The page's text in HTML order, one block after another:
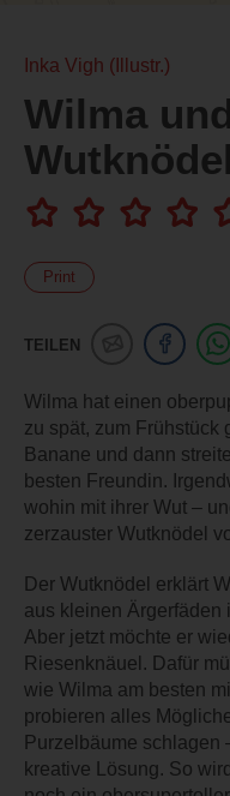
Inka Vigh (Illustr.)
Wilma
Wutknödel
Print
TEILEN
Wilma hat einen
zu spät, zum Frühstück
Banane und dann
besten Freundin.
wohin mit ihrer Wut –
zerzauster Wutknödel
Der Wutknödel erklärt
aus kleinen Ärgerfäden
Aber jetzt möchte er
Riesenknäuel. Dafür
wie Wilma am besten
probieren alles
Purzelbäume schlagen
kreative Lösung. So